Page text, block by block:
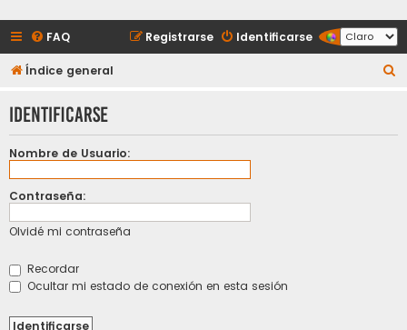
FAQ Identificarse
Registrarse
Índice general
c
Identificarse
Nombre de Usuario:
Contraseña:
Olvidé mi contraseña
Recordar
Ocultar mi estado de conexión en esta sesión